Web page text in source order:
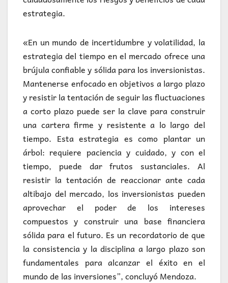
estrategia.
«En un mundo de incertidumbre y volatilidad, la
estrategia del tiempo en el mercado ofrece una
brújula confiable y sólida para los inversionistas.
Mantenerse enfocado en objetivos a largo plazo
y resistir la tentación de seguir las fluctuaciones
a corto plazo puede ser la clave para construir
una cartera firme y resistente a lo largo del
tiempo. Esta estrategia es como plantar un
árbol: requiere paciencia y cuidado, y con el
tiempo, puede dar frutos sustanciales. Al
resistir la tentación de reaccionar ante cada
altibajo del mercado, los inversionistas pueden
aprovechar el poder de los intereses
compuestos y construir una base financiera
sólida para el futuro. Es un recordatorio de que
la consistencia y la disciplina a largo plazo son
fundamentales para alcanzar el éxito en el
mundo de las inversiones”, concluyó Mendoza.